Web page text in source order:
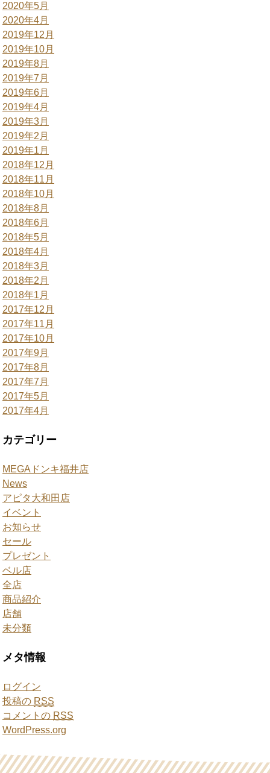
2020年5月
2020年4月
2019年12月
2019年10月
2019年8月
2019年7月
2019年6月
2019年4月
2019年3月
2019年2月
2019年1月
2018年12月
2018年11月
2018年10月
2018年8月
2018年6月
2018年5月
2018年4月
2018年3月
2018年2月
2018年1月
2017年12月
2017年11月
2017年10月
2017年9月
2017年8月
2017年7月
2017年5月
2017年4月
カテゴリー
MEGAドンキ福井店
News
アピタ大和田店
イベント
お知らせ
セール
プレゼント
ベル店
全店
商品紹介
店舗
未分類
メタ情報
ログイン
投稿の RSS
コメントの RSS
WordPress.org